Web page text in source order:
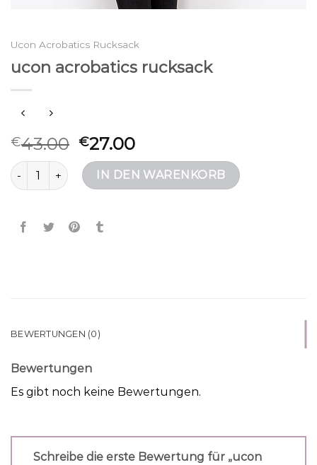
Ucon Acrobatics Rucksack
ucon acrobatics rucksack
€43.00 €27.00
ucon acrobatics rucksack Menge
IN DEN WARENKORB
BEWERTUNGEN (0)
Bewertungen
Es gibt noch keine Bewertungen.
Schreibe die erste Bewertung für „ucon